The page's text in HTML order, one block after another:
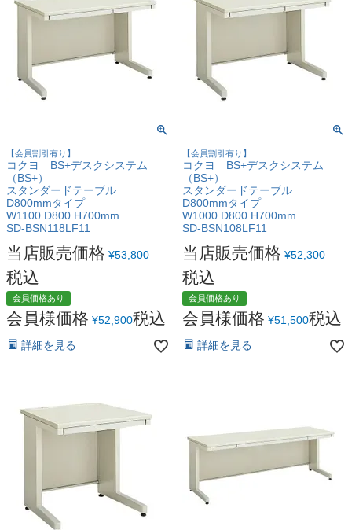
【会員割引有り】
コクヨ BS+デスクシステム
（BS+）
スタンダードテーブル
D800mmタイプ
W1100 D800 H700mm
SD-BSN118LF11
当店販売価格 ¥53,800
税込
会員価格あり
会員様価格 ¥52,900税込
詳細を見る
【会員割引有り】
コクヨ BS+デスクシステム
（BS+）
スタンダードテーブル
D800mmタイプ
W1000 D800 H700mm
SD-BSN108LF11
当店販売価格 ¥52,300
税込
会員価格あり
会員様価格 ¥51,500税込
詳細を見る